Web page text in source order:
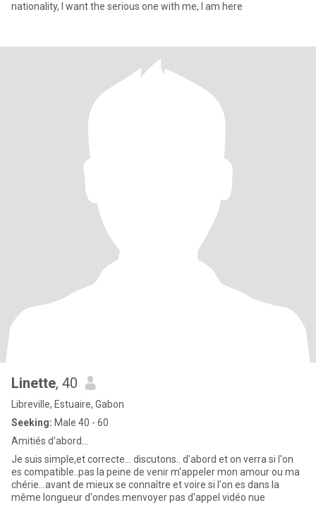
nationality, I want the serious one with me, I am here
Linette, 40
Libreville, Estuaire, Gabon
Seeking: Male 40 - 60
Amitiés d'abord...
Je suis simple,et correcte... discutons.. d'abord et on verra si l'on
es compatible..pas la peine de venir m'appeler mon amour ou ma
chérie...avant de mieux se connaître et voire si l'on es dans la
même longueur d'ondes.menvoyer pas d'appel vidéo nue